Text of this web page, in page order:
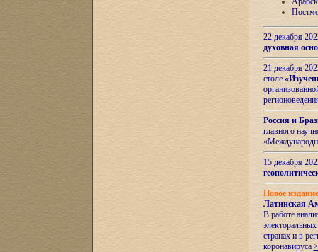
22 декабря
духовная
21 декабря
столе
Россия и
главного
15 декабря
Новое
Латинская
В работе
странах и в
коронавируса